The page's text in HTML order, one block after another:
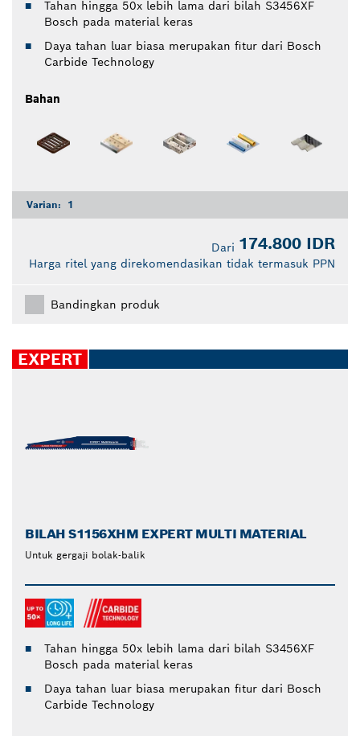
Tahan hingga 50x lebih lama dari bilah S3456XF
Bosch pada material keras
Daya tahan luar biasa merupakan fitur dari Bosch
Carbide Technology
Bahan
Varian: 1
Dari 174.800 IDR
Harga ritel yang direkomendasikan tidak termasuk PPN
Bandingkan produk
EXPERT
BILAH S1156XHM EXPERT MULTI MATERIAL
Untuk gergaji bolak-balik
Tahan hingga 50x lebih lama dari bilah S3456XF
Bosch pada material keras
Daya tahan luar biasa merupakan fitur dari Bosch
Carbide Technology